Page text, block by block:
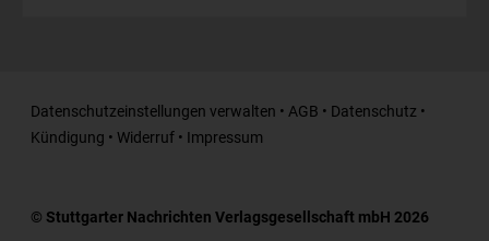
© Stuttgarter Nachrichten Verlagsgesellschaft mbH 2026
Datenschutzeinstellungen verwalten • AGB • Datenschutz •
Kündigung • Widerruf • Impressum